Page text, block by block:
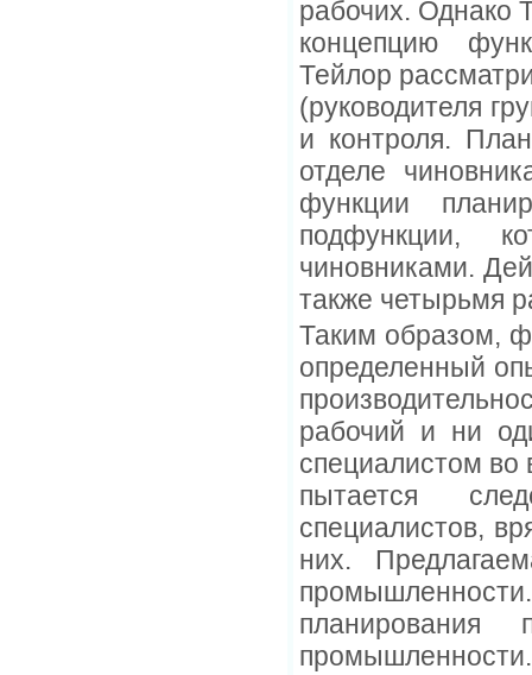
рабочих. Однако
концепцию
Тейлор
(руководителя
и контроля.
отделе
функции
подфункции,
чиновниками.
также четырьмя
Таким образом,
определенный
рабочий и ни
специалистом во
пытается
специалистов,
них.
планирования
промышленности.